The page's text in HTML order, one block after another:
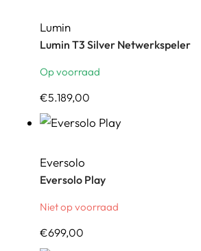
Lumin
Lumin T3 Silver Netwerkspeler
Op voorraad
€5.189,00
Eversolo
Eversolo Play
Niet op voorraad
€699,00